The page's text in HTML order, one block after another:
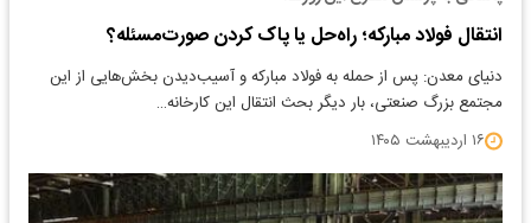
انتقال فولاد مبارکه؛ راه‌حل یا پاک کردن صورت‌مسئله؟
دنیای معدن: پس از حمله به فولاد مبارکه و آسیب‌دیدن بخش‌هایی از این
مجتمع بزرگ صنعتی، بار دیگر بحث انتقال این کارخانه…
۱۶ اردیبهشت ۱۴۰۵